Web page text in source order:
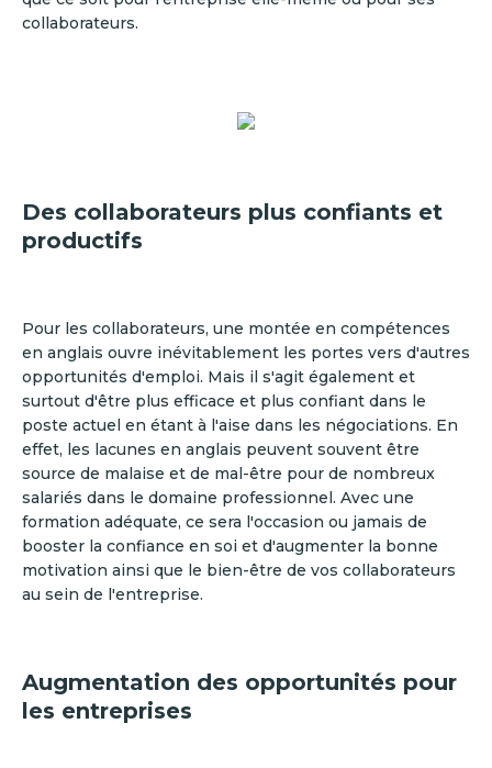
collaborateurs.
Des collaborateurs plus confiants et
productifs
Pour les collaborateurs, une montée en compétences
en anglais ouvre inévitablement les portes vers d'autres
opportunités d'emploi. Mais il s'agit également et
surtout d'être plus efficace et plus confiant dans le
poste actuel en étant à l'aise dans les négociations. En
effet, les lacunes en anglais peuvent souvent être
source de malaise et de mal-être pour de nombreux
salariés dans le domaine professionnel. Avec une
formation adéquate, ce sera l'occasion ou jamais de
booster la confiance en soi et d'augmenter la bonne
motivation ainsi que le bien-être de vos collaborateurs
au sein de l'entreprise.
Augmentation des opportunités pour
les entreprises